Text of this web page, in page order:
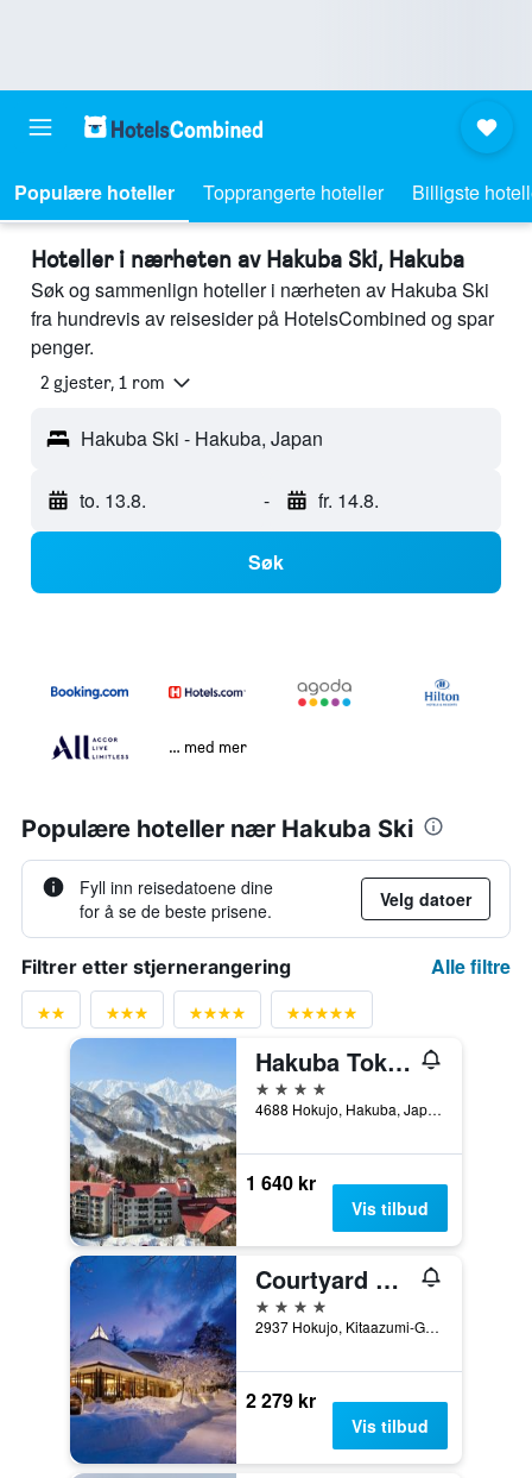
Populære hoteller Topprangerte hoteller Billigste
Hoteller i nærheten av Hakuba Ski, Hakuba
Søk og sammenlign hoteller i nærheten av Hakuba Ski
fra hundrevis av reisesider på HotelsCombined og spar
penger.
2 gjester, 1 rom
Hakuba Ski - Hakuba, Japan
to. 13.8. - fr. 14.8.
Søk
… med mer
Populære hoteller nær Hakuba Ski
Fyll inn reisedatoene dine
for å se de beste prisene.
Velg datoer
Filtrer etter stjernerangering Alle filtre
Hakuba Tokyu Hotel
4 stjerner
4688 Hokujo, Hakuba, Japan
1 640 kr
Vis tilbud
Courtyard by Marriott Hakuba
4 stjerner
2937 Hokujo, Kitaazumi-Gun, Hakuba, Japan
2 279 kr
Vis tilbud